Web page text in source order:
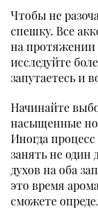
Чтобы не
спешку. Все
на протяжении
исследуйте
запутаетесь и
Начинайте
насыщенные
Иногда
занять не один
духов на оба
это время
сможете